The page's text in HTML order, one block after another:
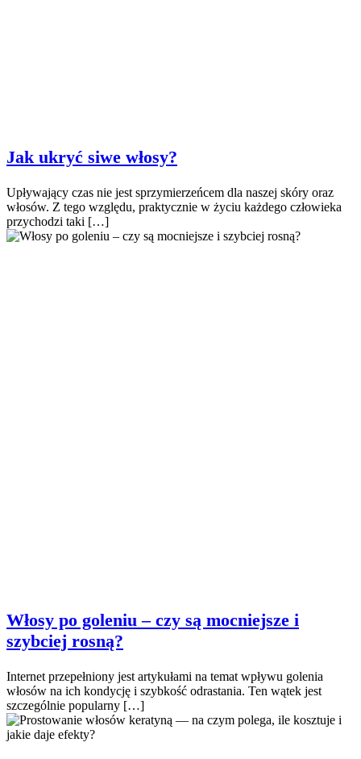
Jak ukryć siwe włosy?
Upływający czas nie jest sprzymierzeńcem dla naszej skóry oraz
włosów. Z tego względu, praktycznie w życiu każdego człowieka
przychodzi taki […]
Włosy po goleniu – czy są mocniejsze i
szybciej rosną?
Internet przepełniony jest artykułami na temat wpływu golenia
włosów na ich kondycję i szybkość odrastania. Ten wątek jest
szczególnie popularny […]